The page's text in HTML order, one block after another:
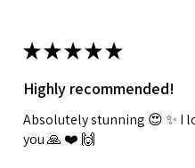
★★★★★
Highly recommended!
Absolutely stunning 😍 ✨️ I
you 🙏 ❤️ 🙌